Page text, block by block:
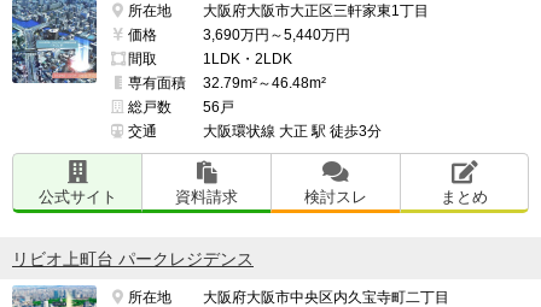
所在地
大阪府大阪市大正区三軒家東1丁目
価格
3,690万円～5,440万円
間取
1LDK・2LDK
専有面積
32.79m²～46.48m²
総戸数
56戸
交通
大阪環状線 大正 駅 徒歩3分
公式サイト 資料請求 検討スレ まとめ
リビオ上町台 パークレジデンス
所在地
大阪府大阪市中央区内久宝寺町二丁目